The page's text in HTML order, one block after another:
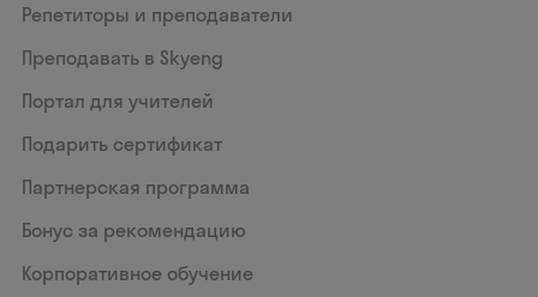
Репетиторы и преподаватели
Преподавать в Skyeng
Портал для учителей
Подарить сертификат
Партнерская программа
Бонус за рекомендацию
Корпоративное обучение